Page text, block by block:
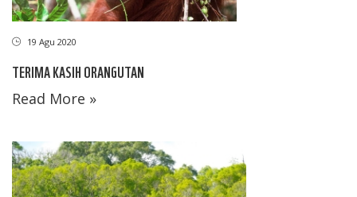
19 Agu 2020
TERIMA KASIH ORANGUTAN
Read More »